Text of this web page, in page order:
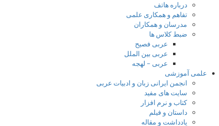
درباره هاتف
تفاهم و همکاری علمی
مدرسان و همکاران
ضبط کلاس ها
عربی فصیح
عربی بین الملل
عربی – لهجه
علمی آموزشی
انجمن ایرانی زبان و ادبیات عربی
سایت های مفید
کتاب و نرم افزار
داستان و فیلم
یادداشت و مقاله